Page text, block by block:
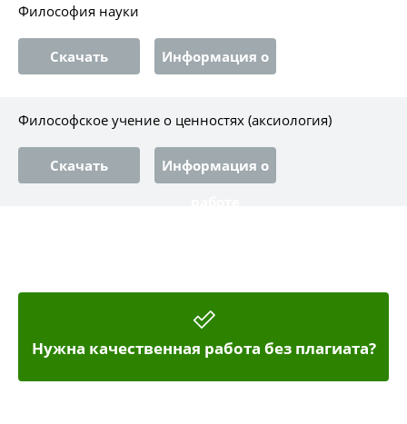
Философия науки
Скачать
Информация о
Философское учение о ценностях (аксиология)
Скачать
Информация о
Нужна качественная работа без плагиата?